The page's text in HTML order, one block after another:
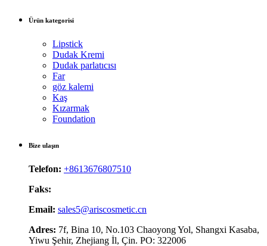
Ürün kategorisi
Lipstick
Dudak Kremi
Dudak parlatıcısı
Far
göz kalemi
Kaş
Kızarmak
Foundation
Bize ulaşın
Telefon: +8613676807510
Faks:
Email: sales5@ariscosmetic.cn
Adres: 7f, Bina 10, No.103 Chaoyong Yol, Shangxi Kasaba,
Yiwu Şehir, Zhejiang İl, Çin. PO: 322006